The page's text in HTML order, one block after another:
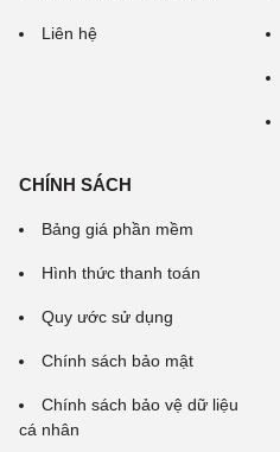
Liên hệ
CHÍNH SÁCH
Bảng giá phần mềm
Hình thức thanh toán
Quy ước sử dụng
Chính sách bảo mật
Chính sách bảo vệ dữ liệu
cá nhân